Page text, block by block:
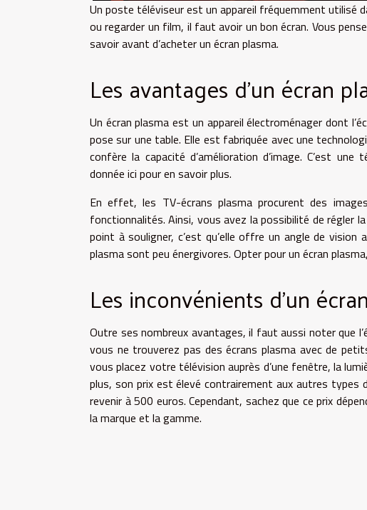
Un poste téléviseur est un appareil fréquemment utilisé
ou regarder un film, il faut avoir un bon écran. Vous
savoir avant d’acheter un écran plasma.
Les avantages d’un écran
Un écran plasma est un appareil électroménager dont
pose sur une table. Elle est fabriquée avec une
confère la capacité d’amélioration d’image. C’est
donnée ici pour en savoir plus.
En effet, les TV-écrans plasma procurent des
fonctionnalités. Ainsi, vous avez la possibilité de régler
point à souligner, c’est qu’elle offre un angle de
plasma sont peu énergivores. Opter pour un écran
Les inconvénients d’un
Outre ses nombreux avantages, il faut aussi noter que
vous ne trouverez pas des écrans plasma avec de
vous placez votre télévision auprès d’une fenêtre, la
plus, son prix est élevé contrairement aux autres types
revenir à 500 euros. Cependant, sachez que ce prix
la marque et la gamme.